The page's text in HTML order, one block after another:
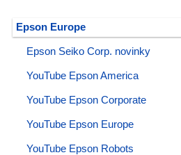
Epson Europe
Epson Seiko Corp. novinky
YouTube Epson America
YouTube Epson Corporate
YouTube Epson Europe
YouTube Epson Robots